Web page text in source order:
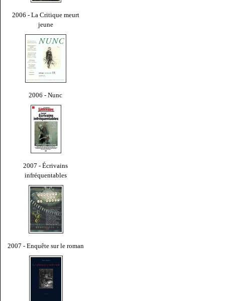
2006 - La Critique meurt
jeune
2006 - Nunc
2007 - Écrivains
infréquentables
2007 - Enquête sur le roman